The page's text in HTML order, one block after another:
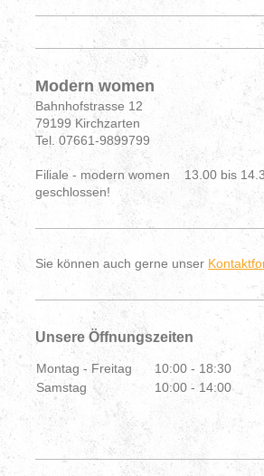
Modern women
Bahnhofstrasse 12
79199 Kirchzarten
Tel. 07661-9899799
Filiale - modern women 13.00 bis
geschlossen!
Sie können auch gerne unser
Unsere Öffnungszeiten
Montag - Freitag 10:00 - 18:30
Samstag
10:00 - 14:00